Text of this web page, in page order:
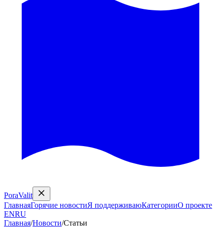
PoraValit
ГлавнаяГорячие новостиЯ поддерживаюКатегорииО проекте
ENRU
Главная/Новости/Статьи